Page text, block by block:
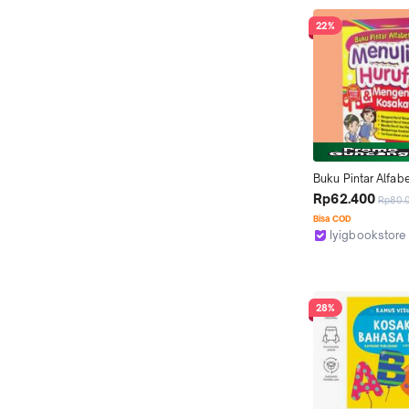
22%
Buku Pintar
Menulis Huruf Dan
Mengenal
Rp62.400
Bisa COD
Iyigbookstore
28%